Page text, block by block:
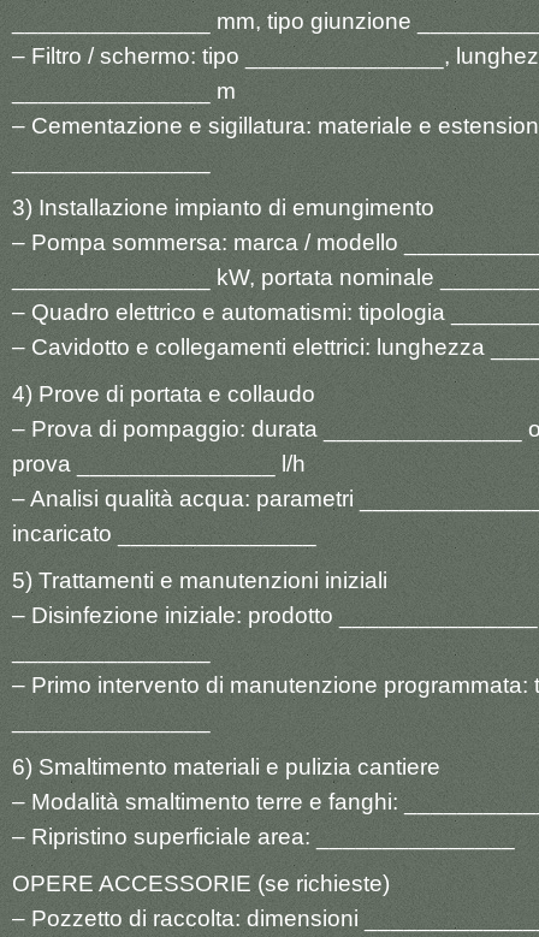
_______________ mm, tipo giunzione
– Filtro / schermo: tipo _______________,
_______________ m
– Cementazione e sigillatura: materiale e
_______________
3) Installazione impianto di emungimento
– Pompa sommersa: marca / modello
_______________ kW, portata nominale
– Quadro elettrico e automatismi: tipologia
– Cavidotto e collegamenti elettrici: lunghezza
4) Prove di portata e collaudo
– Prova di pompaggio: durata _______________
prova _______________ l/h
– Analisi qualità acqua: parametri
incaricato _______________
5) Trattamenti e manutenzioni iniziali
– Disinfezione iniziale: prodotto
_______________
– Primo intervento di manutenzione programmata:
_______________
6) Smaltimento materiali e pulizia cantiere
– Modalità smaltimento terre e fanghi:
– Ripristino superficiale area: _______________
OPERE ACCESSORIE (se richieste)
– Pozzetto di raccolta: dimensioni